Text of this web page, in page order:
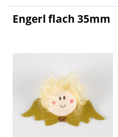
Engerl flach 35mm